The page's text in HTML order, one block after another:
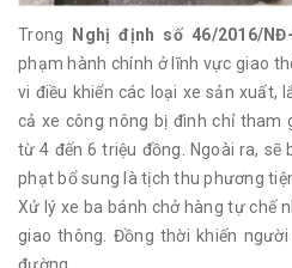
Trong Nghị định số 46/2016/
phạm hành chính ở lĩnh vực giao
vi điều khiển các loại xe sản xuất,
cả xe công nông bị đình chỉ tham
từ 4 đến 6 triệu đồng. Ngoài ra,
phạt bổ sung là tịch thu phương
Xử lý xe ba bánh chở hàng tự chế
giao thông. Đồng thời khiến